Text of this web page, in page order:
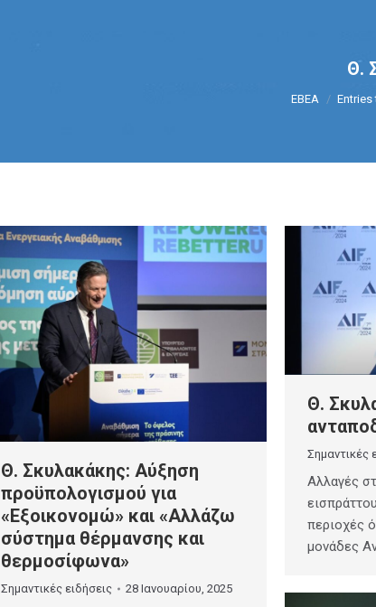
Θ.
You are here:
ΕΒΕΑ
Θ. Σκυλακάκης: Αύξηση
προϋπολογισμού για
«Εξοικονομώ» και «Αλλάζω
σύστημα θέρμανσης και
θερμοσίφωνα»
Σημαντικές ειδήσεις 28 Ιανουαρίου, 2025
Θ.
Σημαντικές
Αλλαγές
περιοχές
μονάδες